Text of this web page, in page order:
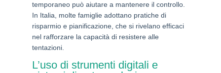
temporaneo può aiutare a mantenere il controllo.
In Italia, molte famiglie adottano pratiche di
risparmio e pianificazione, che si rivelano efficaci
nel rafforzare la capacità di resistere alle
tentazioni.
L’uso di strumenti digitali e